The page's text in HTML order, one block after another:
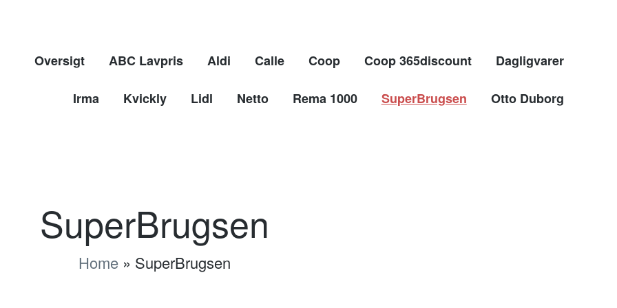
Oversigt ABC Lavpris Aldi Calle Coop Coop 365discount Dagligvarer
Irma Kvickly Lidl Netto Rema 1000 SuperBrugsen Otto Duborg
SuperBrugsen
Home» SuperBrugsen